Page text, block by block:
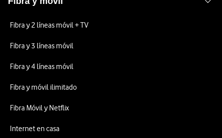
Fibra y 2 líneas móvil + TV
Fibra y 3 líneas móvil
Fibra y 4 líneas móvil
Fibra y móvil ilimitado
Fibra Móvil y Netflix
Internet en casa